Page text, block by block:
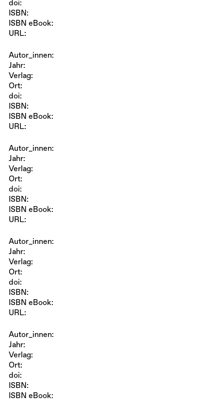
doi:
ISBN:
ISBN eBook:
URL:
Autor_innen:
Jahr:
Verlag:
Ort:
doi:
ISBN:
ISBN eBook:
URL:
Autor_innen:
Jahr:
Verlag:
Ort:
doi:
ISBN:
ISBN eBook:
URL:
Autor_innen:
Jahr:
Verlag:
Ort:
doi:
ISBN:
ISBN eBook:
URL:
Autor_innen:
Jahr:
Verlag:
Ort:
doi:
ISBN:
ISBN eBook: